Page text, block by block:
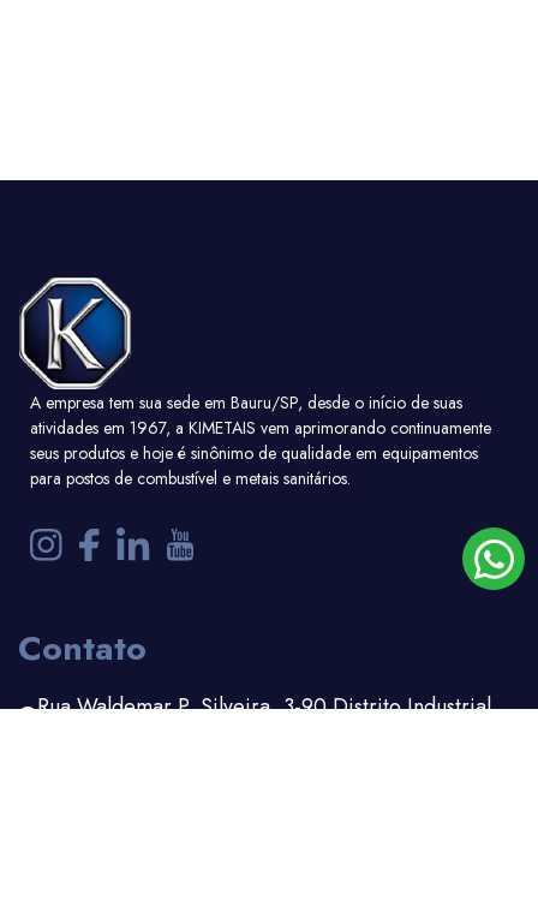
A empresa tem sua sede em Bauru/SP, desde o início de suas
atividades em 1967, a KIMETAIS vem aprimorando continuamente
seus produtos e hoje é sinônimo de qualidade em equipamentos
para postos de combustível e metais sanitários.
Contato
Rua Waldemar P. Silveira, 3-90 Distrito Industrial